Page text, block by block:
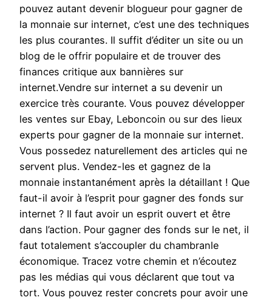
pouvez autant devenir blogueur pour gagner de
la monnaie sur internet, c’est une des techniques
les plus courantes. Il suffit d’éditer un site ou un
blog de le offrir populaire et de trouver des
finances critique aux bannières sur
internet.Vendre sur internet a su devenir un
exercice très courante. Vous pouvez développer
les ventes sur Ebay, Leboncoin ou sur des lieux
experts pour gagner de la monnaie sur internet.
Vous possedez naturellement des articles qui ne
servent plus. Vendez-les et gagnez de la
monnaie instantanément après la détaillant ! Que
faut-il avoir à l’esprit pour gagner des fonds sur
internet ? Il faut avoir un esprit ouvert et être
dans l’action. Pour gagner des fonds sur le net, il
faut totalement s’accoupler du chambranle
économique. Tracez votre chemin et n’écoutez
pas les médias qui vous déclarent que tout va
tort. Vous pouvez rester concrets pour avoir une